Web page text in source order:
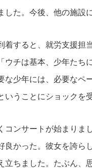
した。今後、他の施設
すると、就労支援担
ウチは基本、少年たち
な少年には、必要なペ
いうことにショックを
ンサートが始まりま
良かった。彼女を誇ら
立ちました。たぶん、